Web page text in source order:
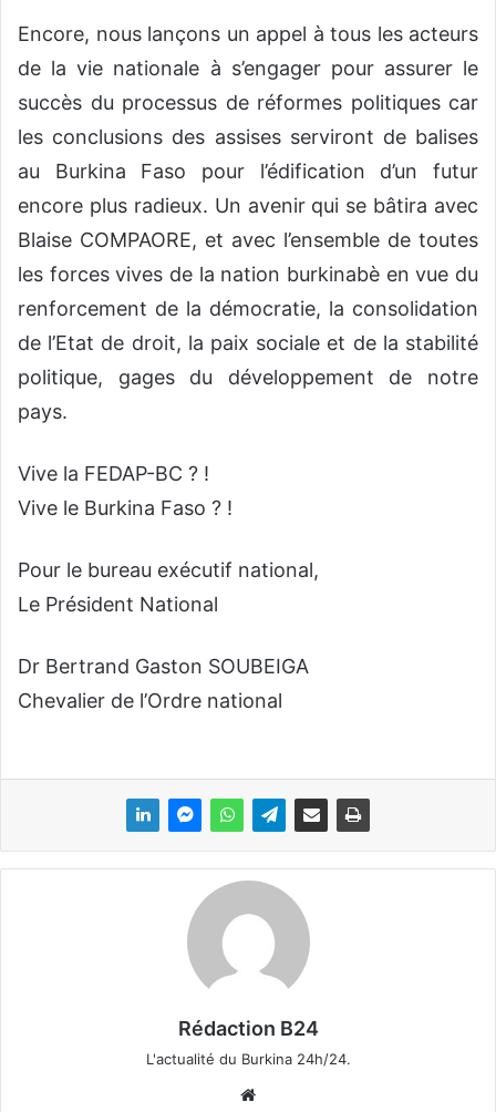
Encore, nous lançons un appel à tous les acteurs
de la vie nationale à s’engager pour assurer le
succès du processus de réformes politiques car
les conclusions des assises serviront de balises
au Burkina Faso pour l’édification d’un futur
encore plus radieux. Un avenir qui se bâtira avec
Blaise COMPAORE, et avec l’ensemble de toutes
les forces vives de la nation burkinabè en vue du
renforcement de la démocratie, la consolidation
de l’Etat de droit, la paix sociale et de la stabilité
politique, gages du développement de notre
pays.
Vive la FEDAP-BC ? !
Vive le Burkina Faso ? !
Pour le bureau exécutif national,
Le Président National
Dr Bertrand Gaston SOUBEIGA
Chevalier de l’Ordre national
Rédaction B24
L'actualité du Burkina 24h/24.